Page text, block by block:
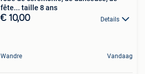
fête... taille 8 ans
€ 10,00 Details
Wandre Vandaag